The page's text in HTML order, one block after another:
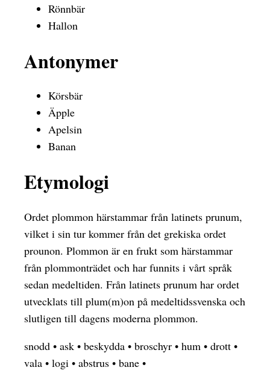
Rönnbär
Hallon
Antonymer
Körsbär
Äpple
Apelsin
Banan
Etymologi
Ordet plommon härstammar från latinets prunum,
vilket i sin tur kommer från det grekiska ordet
prounon. Plommon är en frukt som härstammar
från plommonträdet och har funnits i vårt språk
sedan medeltiden. Från latinets prunum har ordet
utvecklats till plum(m)on på medeltidssvenska och
slutligen till dagens moderna plommon.
snodd • ask • beskydda • broschyr • hum • drott •
vala • logi • abstrus • bane •